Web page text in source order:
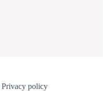
Privacy policy